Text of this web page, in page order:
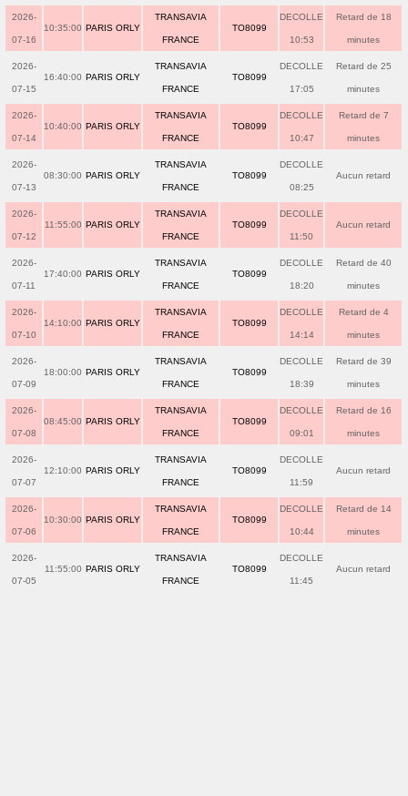
2026-
07-16
10:35:00 PARIS ORLY
TRANSAVIA
FRANCE
TO8099
DECOLLE
10:53
Retard de 18
minutes
2026-
07-15
16:40:00 PARIS ORLY
TRANSAVIA
FRANCE
TO8099
DECOLLE
17:05
Retard de 25
minutes
2026-
07-14
10:40:00 PARIS ORLY
TRANSAVIA
FRANCE
TO8099
DECOLLE
10:47
Retard de 7
minutes
2026-
07-13
08:30:00 PARIS ORLY
TRANSAVIA
FRANCE
TO8099
DECOLLE
08:25
Aucun retard
2026-
07-12
11:55:00 PARIS ORLY
TRANSAVIA
FRANCE
TO8099
DECOLLE
11:50
Aucun retard
2026-
07-11
17:40:00 PARIS ORLY
TRANSAVIA
FRANCE
TO8099
DECOLLE
18:20
Retard de 40
minutes
2026-
07-10
14:10:00 PARIS ORLY
TRANSAVIA
FRANCE
TO8099
DECOLLE
14:14
Retard de 4
minutes
2026-
07-09
18:00:00 PARIS ORLY
TRANSAVIA
FRANCE
TO8099
DECOLLE
18:39
Retard de 39
minutes
2026-
07-08
08:45:00 PARIS ORLY
TRANSAVIA
FRANCE
TO8099
DECOLLE
09:01
Retard de 16
minutes
2026-
07-07
12:10:00 PARIS ORLY
TRANSAVIA
FRANCE
TO8099
DECOLLE
11:59
Aucun retard
2026-
07-06
10:30:00 PARIS ORLY
TRANSAVIA
FRANCE
TO8099
DECOLLE
10:44
Retard de 14
minutes
2026-
07-05
11:55:00 PARIS ORLY
TRANSAVIA
FRANCE
TO8099
DECOLLE
11:45
Aucun retard